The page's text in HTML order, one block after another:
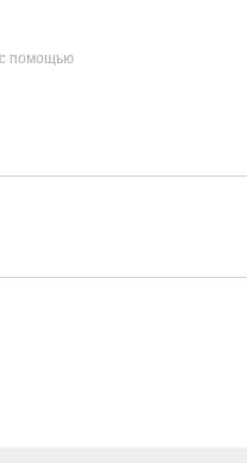
помощью